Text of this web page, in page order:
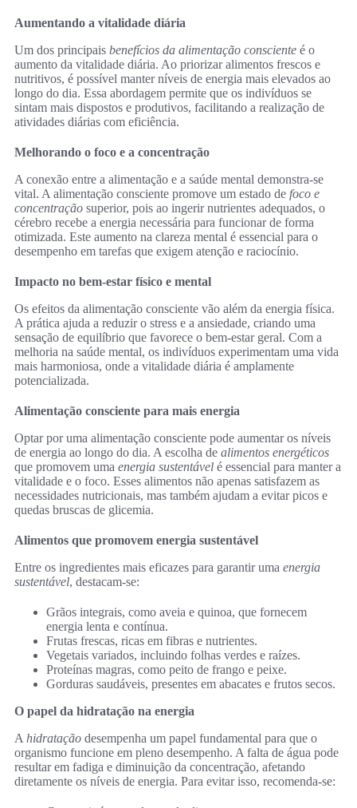
Aumentando a vitalidade diária
Um dos principais benefícios da alimentação consciente é o
aumento da vitalidade diária. Ao priorizar alimentos frescos e
nutritivos, é possível manter níveis de energia mais elevados ao
longo do dia. Essa abordagem permite que os indivíduos se
sintam mais dispostos e produtivos, facilitando a realização de
atividades diárias com eficiência.
Melhorando o foco e a concentração
A conexão entre a alimentação e a saúde mental demonstra-se
vital. A alimentação consciente promove um estado de foco e
concentração superior, pois ao ingerir nutrientes adequados, o
cérebro recebe a energia necessária para funcionar de forma
otimizada. Este aumento na clareza mental é essencial para o
desempenho em tarefas que exigem atenção e raciocínio.
Impacto no bem-estar físico e mental
Os efeitos da alimentação consciente vão além da energia física.
A prática ajuda a reduzir o stress e a ansiedade, criando uma
sensação de equilíbrio que favorece o bem-estar geral. Com a
melhoria na saúde mental, os indivíduos experimentam uma vida
mais harmoniosa, onde a vitalidade diária é amplamente
potencializada.
Alimentação consciente para mais energia
Optar por uma alimentação consciente pode aumentar os níveis
de energia ao longo do dia. A escolha de alimentos energéticos
que promovem uma energia sustentável é essencial para manter a
vitalidade e o foco. Esses alimentos não apenas satisfazem as
necessidades nutricionais, mas também ajudam a evitar picos e
quedas bruscas de glicemia.
Alimentos que promovem energia sustentável
Entre os ingredientes mais eficazes para garantir uma energia
sustentável, destacam-se:
Grãos integrais, como aveia e quinoa, que fornecem
energia lenta e contínua.
Frutas frescas, ricas em fibras e nutrientes.
Vegetais variados, incluindo folhas verdes e raízes.
Proteínas magras, como peito de frango e peixe.
Gorduras saudáveis, presentes em abacates e frutos secos.
O papel da hidratação na energia
A hidratação desempenha um papel fundamental para que o
organismo funcione em pleno desempenho. A falta de água pode
resultar em fadiga e diminuição da concentração, afetando
diretamente os níveis de energia. Para evitar isso, recomenda-se: